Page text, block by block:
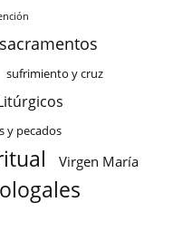
sacramentos
sufrimiento y cruz
y pecados
Virgen María